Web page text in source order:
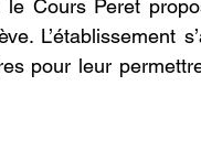
le Cours Peret
L’établissement
pour leur